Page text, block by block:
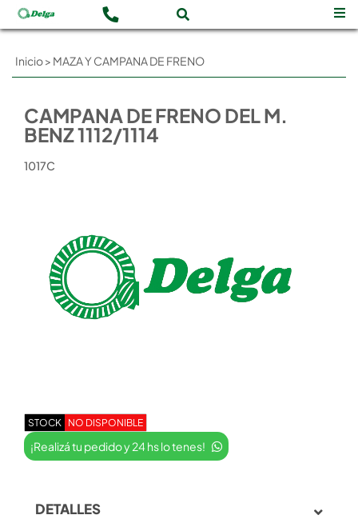
Inicio> MAZA Y CAMPANA DE FRENO
CAMPANA DE FRENO DEL M.
BENZ 1112/1114
1017C
STOCK NO DISPONIBLE
¡Realizá tu pedido y 24 hs lo tenes!
DETALLES